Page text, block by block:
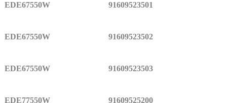
EDE67550W 91609523501
EDE67550W 91609523502
EDE67550W 91609523503
EDE77550W 91609525200